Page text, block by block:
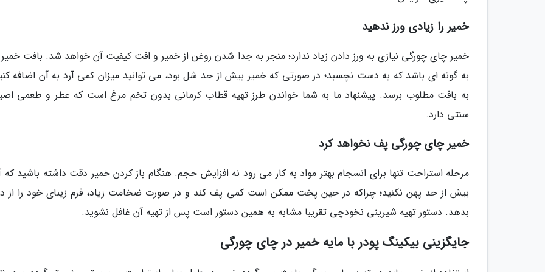
خمیر را زیادی ورز ندهید
خمیر چای چورگی نیازی به ورز دادن زیاد ندارد؛ منجر به جدا شدن روغن از خمیر و افت کیفیت آن خواهد شد. بافت خمیر
به گونه ای باشد که به دست نچسبد؛ در صورتی که خمیر بیش از حد شل بود، می توانید میزان کمی آرد به آن اضافه
به بافت مطلوب برسد. پیشنهاد ما به شما خواندن طرز تهیه قطاب کرمانی بدون تخم مرغ است که عطر و طعمی
سنتی دارد.
خمیر چای چورگی پف نخواهد کرد
مرحله استراحت تنها برای انسجام بهتر مواد به کار می رود نه افزایش حجم. هنگام باز کردن خمیر دقت داشته باشید که
بیش از حد پهن نکنید؛ چراکه در حین پخت ممکن است کمی پف کند و در صورت ضخامت زیاد، فرم زیبای خود را
بدهد. دستور تهیه شیرینی نخودچی تقریبا مشابه به همین دستور است پس از تهیه آن غافل نشوید.
جایگزینی بیکینگ پودر با مایه خمیر در چای چورگی